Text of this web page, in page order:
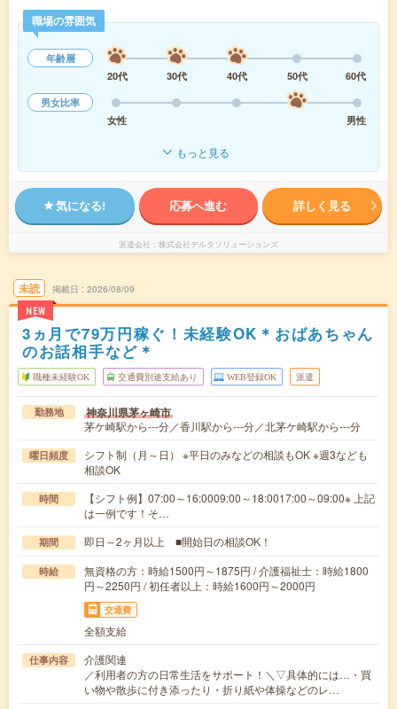
職場の雰囲気
年齢層
20代
30代 40代 50代
60代
男女比率
女性
男性
もっと見る
気になる! 応募へ進む 詳しく見る
派遣会社 株式会社デルタソリューションズ
未読
NEW
掲載日 2026/08/09
3ヵ月で79万円稼ぐ！未経験OK＊おばあちゃん
のお話相手など＊
職種未経験OK 交通費別途支給あり WEB登録OK 派遣
勤務地 神奈川県茅ヶ崎市
茅ケ崎駅から---分／香川駅から---分／北茅ケ崎駅から---分
曜日頻度
シフト制（月～日） ※平日のみなどの相談もOK ※週3なども
相談OK
時間
【シフト例】07:00～16:0009:00～18:0017:00～09:00※ 上記
は一例です！そ…
期間 即日～2ヶ月以上 ■開始日の相談OK！
時給
無資格の方：時給1500円～1875円 / 介護福祉士：時給1800
円～2250円 / 初任者以上：時給1600円～2000円
交通費
全額支給
仕事内容
介護関連
／利用者の方の日常生活をサポート！＼▽具体的には…・買
い物や散歩に付き添ったり・折り紙や体操などのレ…